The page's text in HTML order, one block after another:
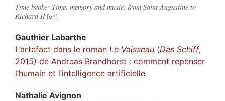
Time broke: Time, memory and music, from Saint Augustine to
Richard II
Gauthier Labarthe
L’artefact dans le roman Le Vaisseau (Das Schiff,
2015) de Andreas Brandhorst : comment repenser
l’humain et l’intelligence artificielle
Nathalie Avignon